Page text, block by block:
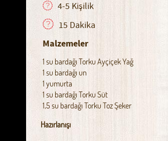
4-5 Kişilik
15 Dakika
Malzemeler
1 su bardağı Torku Ayçiçek Yağ
1 su bardağı un
1 yumurta
1 su bardağı Torku Süt
1,5 su bardağı Torku Toz Şeker
Hazırlanışı